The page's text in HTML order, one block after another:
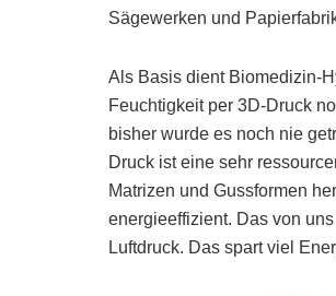
Sägewerken und
Als Basis dient Biomedizin-
Feuchtigkeit per 3D-Druck
bisher wurde es noch nie
Druck ist eine sehr
Matrizen und Gussformen
energieeffizient. Das von
Luftdruck. Das spart viel